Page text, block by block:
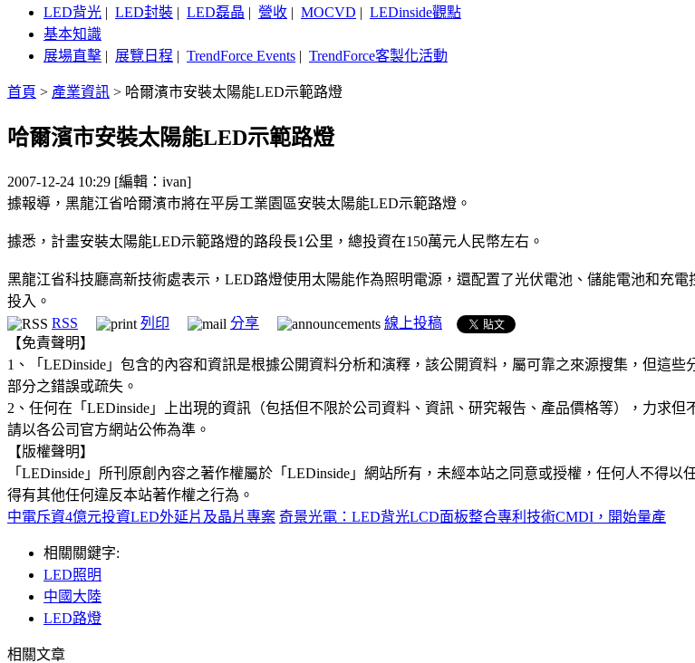
LED背光 | LED封裝 | LED磊晶 | 營收 | MOCVD | LEDinside觀點
基本知識
展場直擊 | 展覽日程 | TrendForce Events | TrendForce客製化活動
首頁 > 產業資訊 > 哈爾濱市安裝太陽能LED示範路燈
哈爾濱市安裝太陽能LED示範路燈
2007-12-24 10:29 [編輯：ivan]
據報導，黑龍江省哈爾濱市將在平房工業園區安裝太陽能LED示範路燈。
據悉，計畫安裝太陽能LED示範路燈的路段長1公里，總投資在150萬元人民幣左右。
黑龍江省科技廳高新技術處表示，LED路燈使用太陽能作為照明電源，還配置了光伏電池、儲能電池和充
投入。
RSS
列印 分享
線上投稿
【免責聲明】
1、「LEDinside」包含的內容和資訊是根據公開資料分析和演釋，該公開資料，屬可靠之來源搜集，但這
部分之錯誤或疏失。
2、任何在「LEDinside」上出現的資訊（包括但不限於公司資料、資訊、研究報告、產品價格等），力求
請以各公司官方網站公佈為準。
【版權聲明】
「LEDinside」所刊原創內容之著作權屬於「LEDinside」網站所有，未經本站之同意或授權，任何人不得
得有其他任何違反本站著作權之行為。
中電斥資4億元投資LED外延片及晶片專案 奇景光電：LED背光LCD面板整合專利技術CMDI，開始量產
相關關鍵字:
LED照明
中國大陸
LED路燈
相關文章